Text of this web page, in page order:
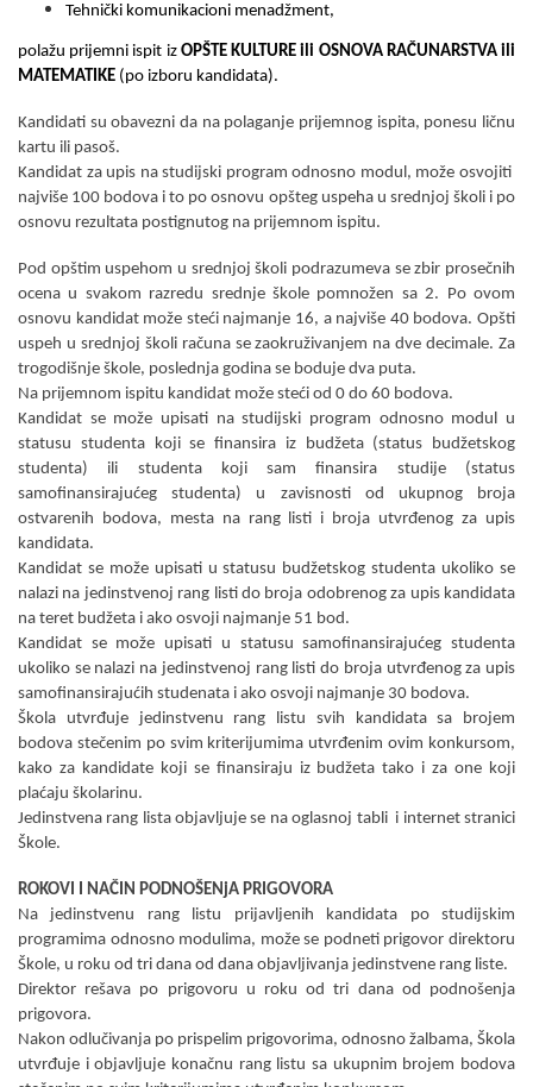
Tehnički komunikacioni menadžment,
polažu prijemni ispit iz OPŠTE KULTURE ili OSNOVA RAČUNARSTVA ili
MATEMATIKE (po izboru kandidata).
Kandidati su obavezni da na polaganje prijemnog ispita, ponesu ličnu
kartu ili pasoš.
Kandidat za upis na studijski program odnosno modul, može osvojiti
najviše 100 bodova i to po osnovu opšteg uspeha u srednjoj školi i po
osnovu rezultata postignutog na prijemnom ispitu.
Pod opštim uspehom u srednjoj školi podrazumeva se zbir prosečnih
ocena u svakom razredu srednje škole pomnožen sa 2.
Po ovom
osnovu kandidat može steći najmanje 16, a najviše 40 bodova. Opšti
uspeh u srednjoj školi računa se zaokruživanjem na dve decimale. Za
trogodišnje škole, poslednja godina se boduje dva puta.
Na prijemnom ispitu kandidat može steći od 0 do 60 bodova.
Kandidat se može upisati na studijski program odnosno modul u
statusu studenta koji se finansira iz budžeta (status budžetskog
studenta) ili studenta koji sam finansira studije (status
samofinansirajućeg studenta) u zavisnosti od ukupnog broja
ostvarenih bodova, mesta na rang listi i broja utvrđenog za upis
kandidata.
Kandidat se može upisati u statusu budžetskog studenta ukoliko se
nalazi na jedinstvenoj rang listi do broja odobrenog za upis kandidata
na teret budžeta i ako osvoji najmanje 51 bod.
Kandidat se može upisati u statusu samofinansirajućeg studenta
ukoliko se nalazi na jedinstvenoj rang listi do broja utvrđenog za upis
samofinansirajućih studenata i ako osvoji najmanje 30 bodova.
Škola utvrđuje jedinstvenu rang listu svih kandidata sa brojem
bodova stečenim po svim kriterijumima utvrđenim ovim konkursom,
kako za kandidate koji se finansiraju iz budžeta tako i za one koji
plaćaju školarinu.
Jedinstvena rang lista objavlјuje se na oglasnoj tabli i internet stranici
Škole.
ROKOVI I NAČIN PODNOŠENјA PRIGOVORA
Na jedinstvenu rang listu prijavlјenih kandidata po studijskim
programima odnosno modulima, može se podneti prigovor direktoru
Škole, u roku od tri dana od dana objavlјivanja jedinstvene rang liste.
Direktor rešava po prigovoru u roku od tri dana od podnošenja
prigovora.
Nakon odlučivanja po prispelim prigovorima, odnosno žalbama, Škola
utvrđuje i objavlјuje konačnu rang listu sa ukupnim brojem bodova